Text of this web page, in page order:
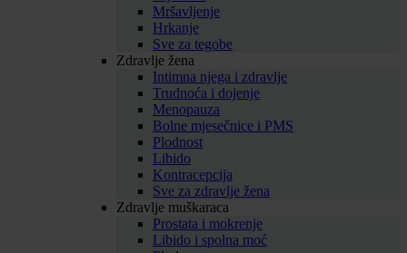
Mršavljenje
Hrkanje
Sve za tegobe
Zdravlje žena
Intimna njega i zdravlje
Trudnoća i dojenje
Menopauza
Bolne mjesečnice i PMS
Plodnost
Libido
Kontracepcija
Sve za zdravlje žena
Zdravlje muškaraca
Prostata i mokrenje
Libido i spolna moć